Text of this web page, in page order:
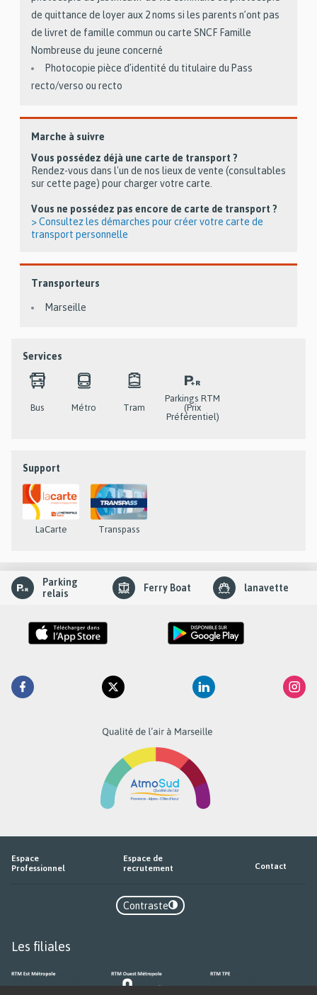
de quittance de loyer aux 2 noms si les parents n’ont pas
de livret de famille commun ou carte SNCF Famille
Nombreuse du jeune concerné
Photocopie pièce d’identité du titulaire du Pass
recto/verso ou recto
Marche à suivre
Vous possédez déjà une carte de transport ?
Rendez-vous dans l'un de nos lieux de vente (consultables
sur cette page) pour charger votre carte.
Vous ne possédez pas encore de carte de transport ?
> Consultez les démarches pour créer votre carte de
transport personnelle
Transporteurs
Marseille
Services
Bus Métro Tram
Parkings RTM
(prix
Préférentiel)
Support
LaCarte Transpass
slider
element
Parking
relais
Ferry Boat lanavette
Retrouvez
laFacebook Twitter Linkedin
Espace
Professionnel
Espace de
recrutement
Contact
ContrasteContraste
Les filiales